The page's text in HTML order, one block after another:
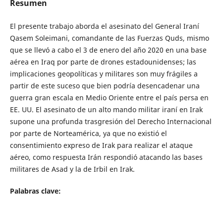
Resumen
El presente trabajo aborda el asesinato del General Iraní
Qasem Soleimani, comandante de las Fuerzas Quds, mismo
que se llevó a cabo el 3 de enero del año 2020 en una base
aérea en Iraq por parte de drones estadounidenses; las
implicaciones geopolíticas y militares son muy frágiles a
partir de este suceso que bien podría desencadenar una
guerra gran escala en Medio Oriente entre el país persa en
EE. UU. El asesinato de un alto mando militar iraní en Irak
supone una profunda trasgresión del Derecho Internacional
por parte de Norteamérica, ya que no existió el
consentimiento expreso de Irak para realizar el ataque
aéreo, como respuesta Irán respondió atacando las bases
militares de Asad y la de Irbil en Irak.
Palabras clave: